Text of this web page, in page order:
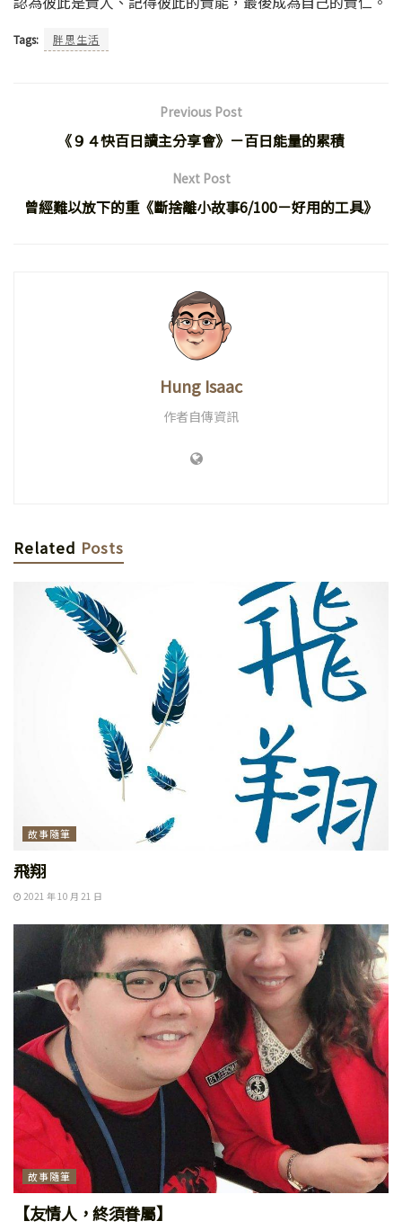
Tags: 胖思生活
Previous Post
《９４快百日讀主分享會》－百日能量的累積
Next Post
曾經難以放下的重《斷捨離小故事6/100－好用的工具》
Hung Isaac
作者自傳資訊
Related Posts
故事隨筆
飛翔
2021 年 10 月 21 日
故事隨筆
【友情人，終須眷屬】